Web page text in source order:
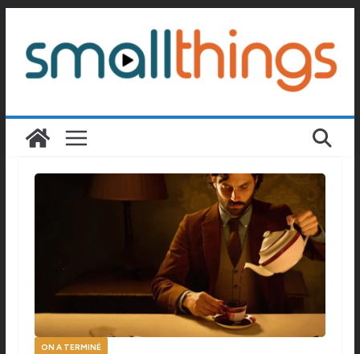
contenu
ON A TERMINÉ